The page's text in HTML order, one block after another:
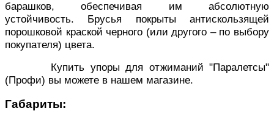
барашков, обеспечивая им абсолютную
устойчивость. Брусья покрыты антискользящей
порошковой краской черного (или другого – по выбору
покупателя) цвета.
Купить упоры для отжиманий "Паралетсы"
(Профи) вы можете в нашем магазине.
Габариты: